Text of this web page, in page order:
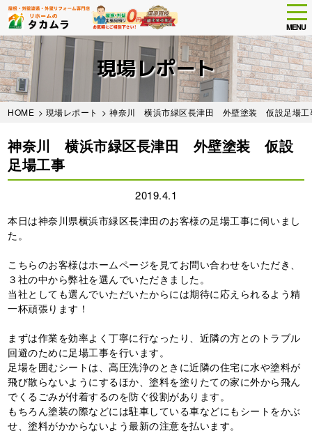
Skip
to
main
content
MENU
現場レポート
HOME > 現場レポート > 神奈川 横浜市緑区長津田 外壁塗装 仮設足場工
神奈川 横浜市緑区長津田 外壁塗装 仮設
足場工事
2019.4.1
本日は神奈川県横浜市緑区長津田のお客様の足場工事に伺いまし
た。
こちらのお客様はホームページを見てお問い合わせをいただき、
３社の中から弊社を選んでいただきました。
当社としても選んでいただいたからには期待に応えられるよう精
一杯頑張ります！
まずは作業を効率よく丁寧に行なったり、近隣の方とのトラブル
回避のために足場工事を行います。
足場を囲むシートは、高圧洗浄のときに近隣の住宅に水や塗料が
飛び散らないようにするほか、塗料を塗りたての家に外から飛ん
でくるごみが付着するのを防ぐ役割があります。
もちろん塗装の際などには駐車している車などにもシートをかぶ
せ、塗料がかからないよう最新の注意を払います。